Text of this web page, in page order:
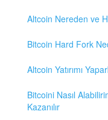
Altcoin Nereden ve
Bitcoin Hard Fork
Altcoin Yatırımı
Bitcoini Nasıl
Kazanılır